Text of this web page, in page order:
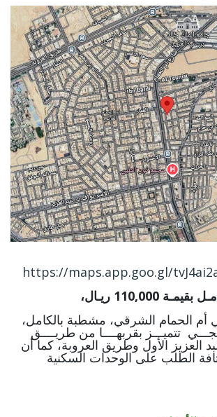
https://maps.app.goo.gl/
110,000 ريـال،
أم الحمام الشرقي، مشطبة بالكامل،
تتميـــز بقربهــــا من طريــــق
العزيز الأول وطريق العروبة، كما أن
الطلب على الوحدات السكنية